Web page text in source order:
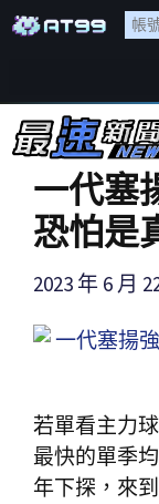
一代塞
恐怕是
2023 年 6 月
若單看主力
最快的單季
年下探，來